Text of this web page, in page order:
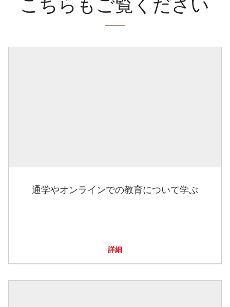
こちらもご覧ください
通学やオンラインでの教育について学ぶ
詳細